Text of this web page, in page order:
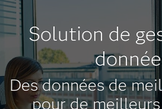
Solution de
Des données de
pour de